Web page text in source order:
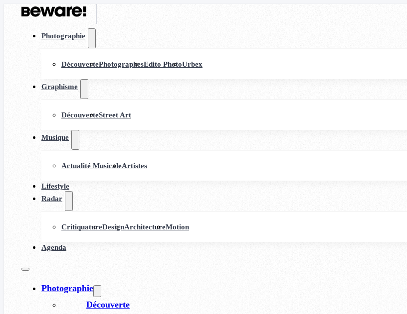
Photographie
DécouvertePhotographesEdito PhotoUrbex
Graphisme
DécouverteStreet Art
Musique
Actualité MusicaleArtistes
Lifestyle
Radar
CritiquatureDesignArchitectureMotion
Agenda
Photographie
Découverte